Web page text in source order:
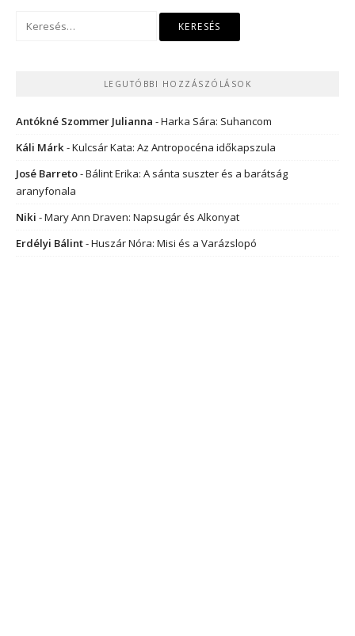
LEGUTÓBBI HOZZÁSZÓLÁSOK
Antókné Szommer Julianna -Harka Sára: Suhancom
Káli Márk-Kulcsár Kata: Az Antropocéna időkapszula
José Barreto-Bálint Erika: A sánta suszter és a barátság
aranyfonala
Niki -Mary Ann Draven: Napsugár és Alkonyat
Erdélyi Bálint-Huszár Nóra: Misi és a Varázslopó